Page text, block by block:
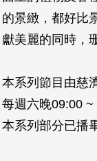
的景緻，都好比
獻美麗的同時，
本系列節目由慈
每週六晚09:00
本系列部分已播